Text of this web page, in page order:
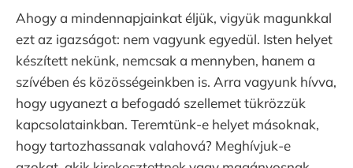
Ahogy a mindennapjainkat éljük, vigyük magunkkal
ezt az igazságot: nem vagyunk egyedül. Isten helyet
készített nekünk, nemcsak a mennyben, hanem a
szívében és közösségeinkben is. Arra vagyunk hívva,
hogy ugyanezt a befogadó szellemet tükrözzük
kapcsolatainkban. Teremtünk-e helyet másoknak,
hogy tartozhassanak valahová? Meghívjuk-e